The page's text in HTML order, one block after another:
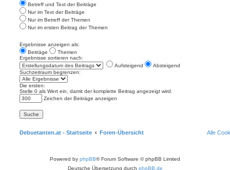
Betreff und Text der Beiträge
Nur im Text der Beiträge
Nur im Betreff der Themen
Nur im ersten Beitrag der Themen
Ergebnisse anzeigen als:
Beiträge
Themen
Ergebnisse sortieren nach:
Aufsteigend
Absteigend
Suchzeitraum begrenzen:
Die ersten:
Stelle 0 als Wert ein, damit der komplette Beitrag angezeigt wird.
Zeichen der Beiträge anzeigen
Debuetanten.at - Startseite Foren-Übersicht Alle
Powered by phpBB® Forum Software © phpBB Limited
Deutsche Übersetzung durch phpBB.de